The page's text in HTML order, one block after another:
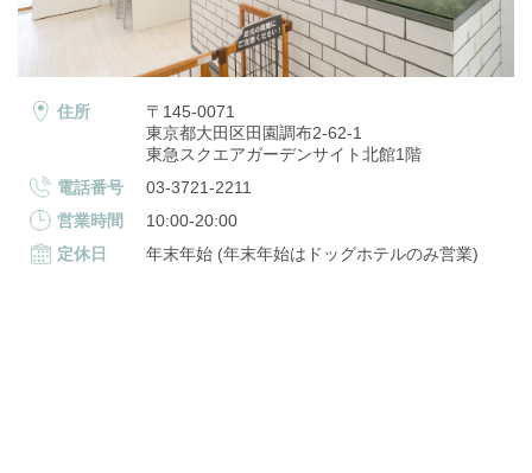
住所
〒145-0071
東京都大田区田園調布2-62-1
東急スクエアガーデンサイト北館1階
電話番号
03-3721-2211
営業時間
10:00-20:00
定休日
年末年始 (年末年始はドッグホテルのみ営業)